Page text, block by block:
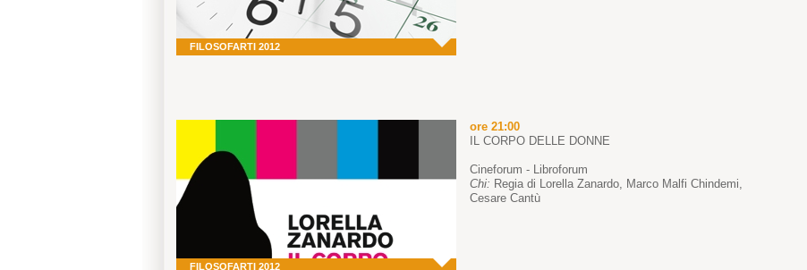
FILOSOFARTI 2012
FILOSOFARTI 2012
ore 21:00
IL CORPO DELLE DONNE
Cineforum - Libroforum
Chi: Regia di Lorella Zanardo, Marco Malfi Chindemi,
Cesare Cantù